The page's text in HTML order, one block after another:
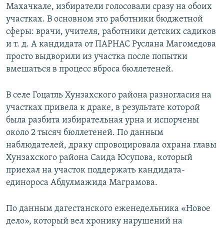
Махачкале, избиратели голосовали сразу на обоих
участках. В основном это работники бюджетной
сферы: врачи, учителя, работники детских садиков
и т. д. А кандидата от ПАРНАС Руслана Магомедова
просто выдворили из участка после попытки
вмешаться в процесс вброса бюллетеней.
В селе Гоцатль Хунзахского района разногласия на
участках привела к драке, в результате которой
была разбита избирательная урна и испорчены
около 2 тысяч бюллетеней. По данным
наблюдателей, драку спровоцировала охрана главы
Хунзахского района Саида Юсупова, который
приехал на участок поддержать кандидата-
единороса Абдулмажида Маграмова.
По данным дагестанского еженедельника «Новое
дело», который вел хронику нарушений на